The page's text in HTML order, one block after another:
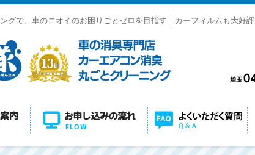
グで、車のニオイのお困りごとゼロを目指す｜カーフィルムも大好評